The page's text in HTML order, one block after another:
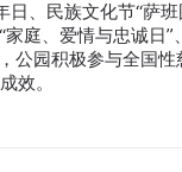
日、民族文化节“萨班
家庭、爱情与忠诚日
公园积极参与全国性
效。